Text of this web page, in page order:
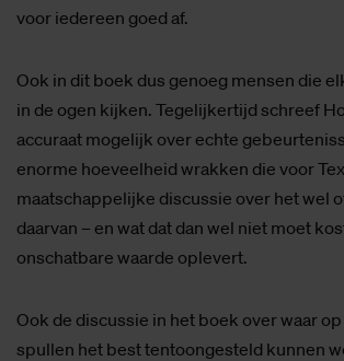
voor iedereen goed af.
Ook in dit boek dus genoeg mensen die
in de ogen kijken. Tegelijkertijd schreef
accuraat mogelijk over echte
enorme hoeveelheid wrakken die voor
maatschappelijke discussie over het wel
daarvan – en wat dat dan wel niet moet
onschatbare waarde oplevert.
Ook de discussie in het boek over waar
spullen het best tentoongesteld kunnen